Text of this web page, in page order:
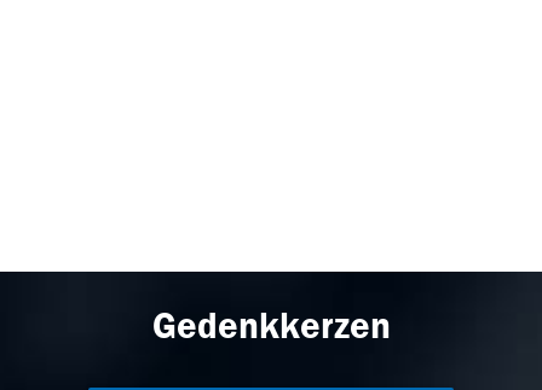
Gedenkkerzen